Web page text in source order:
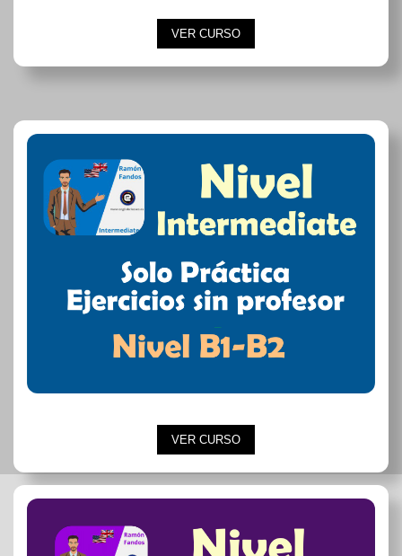
VER CURSO
VER CURSO